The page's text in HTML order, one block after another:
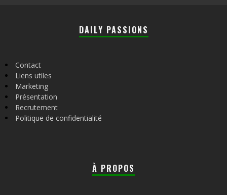
DAILY PASSIONS
Contact
Liens utiles
Marketing
Présentation
Recrutement
Politique de confidentialité
À PROPOS